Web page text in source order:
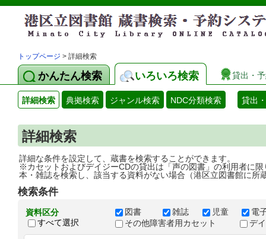
トップページ > 詳細検索
かんたん検索 いろいろ検索 貸出・
詳細検索 典拠検索 ジャンル検索 NDC分類検索 貸出
詳細検索
詳細な条件を設定して、蔵書を検索することができます。
※カセットおよびデイジーCDの貸出は「声の図書」の利用者に限
本・雑誌を検索し、該当する資料がない場合（港区立図書館に所
検索条件
資料区分
すべて選択
図書 雑誌 児童
電
その他障害者用カセット
デ